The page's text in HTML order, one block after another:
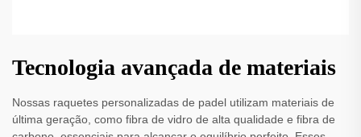
Tecnologia avançada de materiais
Nossas raquetes personalizadas de padel utilizam materiais de
última geração, como fibra de vidro de alta qualidade e fibra de